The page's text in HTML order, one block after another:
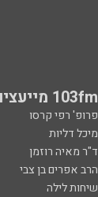
103fm מייעצים
פרופ' רפי קרסו
מיכל דליות
ד"ר מאיה רוזמן
הרב אפרים בן צבי
שיחות לילה